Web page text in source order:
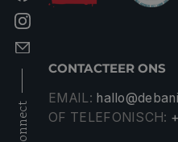
connect
CONTACTEER ONS
EMAIL:
OF TELEFONISCH: